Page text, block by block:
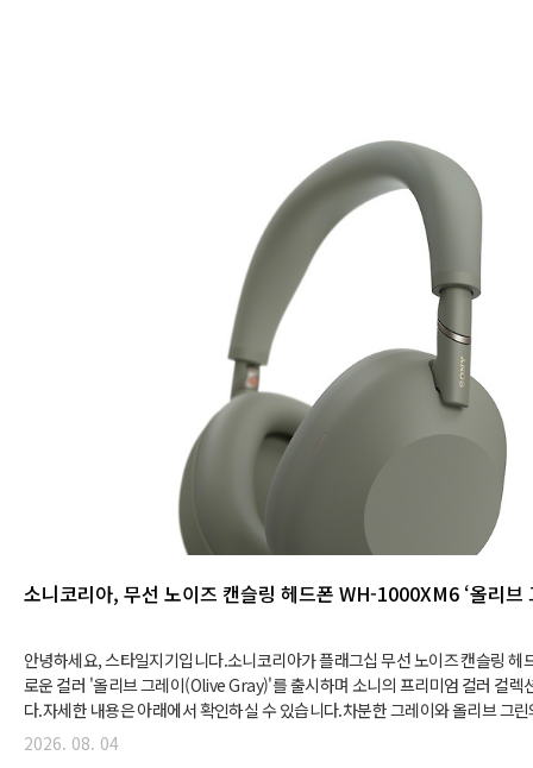
소니코리아, 무선 노이즈 캔슬링 헤드폰 WH-1000XM6 ‘올리브
안녕하세요, 스타일지기입니다.소니코리아가 플래그십 무선 노이즈 캔슬링 헤
로운 컬러 '올리브 그레이(Olive Gray)'를 출시하며 소니의 프리미엄 컬러 컬렉
다.자세한 내용은 아래에서 확인하실 수 있습니다.차분한 그레이와 올리브 그
노이즈 캔슬링 헤드폰 WH-1000XM6 ‘올리브 그레이’ 출시 - WH-1000XM6 신
2026. 08. 04